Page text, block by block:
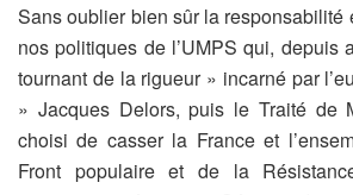
Sans oublier bien sûr la responsabilité
nos politiques de l’UMPS qui, depuis
tournant de la rigueur » incarné par
» Jacques Delors, puis le Traité de
choisi de casser la France et
Front populaire et de la